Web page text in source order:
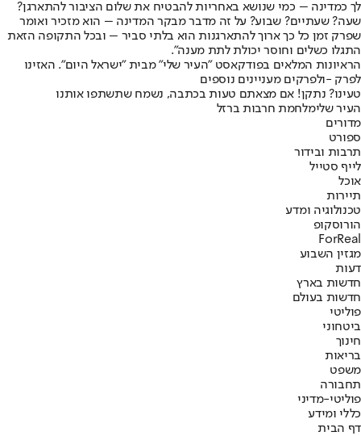
לך כמדינה – כמי שנושא באחריות להבטיח את שלום הציבור להתארגן?
שעה? שעתיים? שבוע? על זה מדבר מבקר המדינה – הוא מזכיר ואומר
שפרק זמן כל כך ארוך להתארגנות הוא בלתי סביר – ובכל התקופה הזאת
התגלו כשלים וחוסר יכולת לתת מענה".
הראיונות המלאים בפודקאסט "העיר שלי" מבית "ישראל היום". האזינו
לפרק -ולפרקים מעניינים נוספים
טעינו? נתקן! אם מצאתם טעות בכתבה, נשמח שתשתפו אותנו
העיר שלימלחמת חרבות ברזל
מדורים
ספורט
תרבות ובידור
לייף סטייל
אוכל
תיירות
טכנולוגיה ומדע
הורוסקופ
ForReal
מגזין השבוע
דעות
חדשות בארץ
חדשות בעולם
פוליטי
ביטחוני
חינוך
בריאות
משפט
תחבורה
פוליטי-מדיני
כללי ומידע
דף הבית